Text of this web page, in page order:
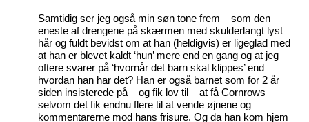
Samtidig ser jeg også min søn tone frem – som den
eneste af drengene på skærmen med skulderlangt lyst
hår og fuldt bevidst om at han (heldigvis) er ligeglad med
at han er blevet kaldt ‘hun’ mere end en gang og at jeg
oftere svarer på ‘hvornår det barn skal klippes’ end
hvordan han har det? Han er også barnet som for 2 år
siden insisterede på – og fik lov til – at få Cornrows
selvom det fik endnu flere til at vende øjnene og
kommentarerne mod hans frisure. Og da han kom hjem